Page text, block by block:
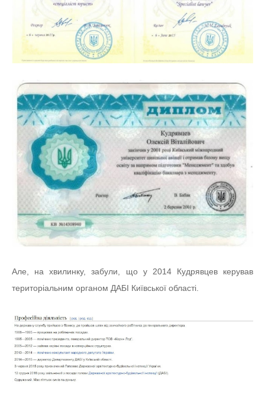
Але, на хвилинку, забули, що у 2014 Кудрявцев керував
територіальним органом ДАБІ Київської області.